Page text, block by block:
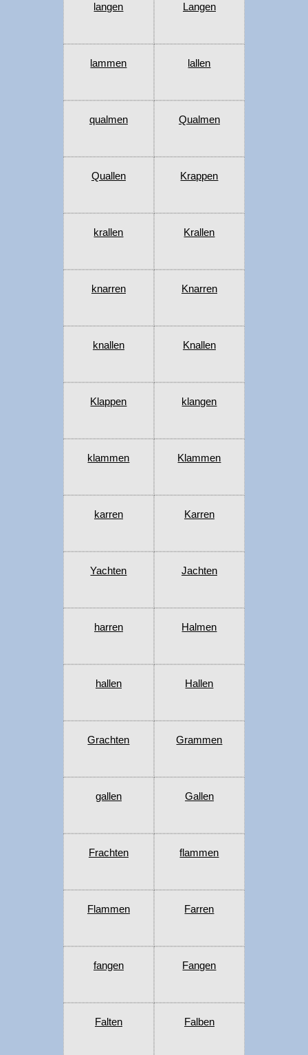
langen Langen
lammen lallen
qualmen Qualmen
Quallen Krappen
krallen Krallen
knarren Knarren
knallen Knallen
Klappen klangen
klammen Klammen
karren Karren
Yachten Jachten
harren Halmen
hallen Hallen
Grachten Grammen
gallen Gallen
Frachten flammen
Flammen Farren
fangen Fangen
Falten Falben